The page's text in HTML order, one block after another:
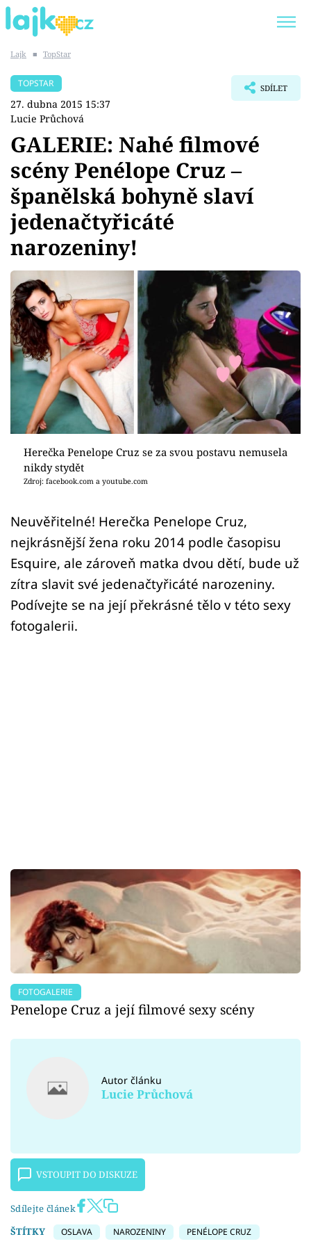
SHOPAHOLICADEL
Témata
Showbyznys
Youtubeři
Virály
Sex a vztahy
Videa
Sledujte prima+
Přihlášení
Sledujte nás
Lajk ■ TopStar
TOPSTAR
27. dubna 2015 15:37
Lucie Průchová
SDÍLET
GALERIE: Nahé filmové
scény Penélope Cruz –
španělská bohyně slaví
jedenačtyřicáté
narozeniny!
Herečka Penelope Cruz se za svou postavu nemusela
nikdy stydět
Zdroj: facebook.com a youtube.com
Neuvěřitelné! Herečka Penelope Cruz,
nejkrásnější žena roku 2014 podle časopisu
Esquire, ale zároveň matka dvou dětí, bude už
zítra slavit své jedenačtyřicáté narozeniny.
Podívejte se na její překrásné tělo v této sexy
fotogalerii.
FOTOGALERIE
Penelope Cruz a její filmové sexy scény
Autor článku
Lucie Průchová
VSTOUPIT DO DISKUZE
Sdílejte článek
ŠTÍTKY
OSLAVA NAROZENINY PENÉLOPE CRUZ